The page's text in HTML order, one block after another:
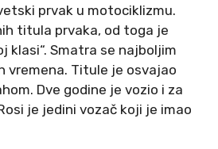
prvak u motociklizmu.
titula prvaka, od toga je
klasi“. Smatra se najboljim
vremena. Titule je osvajao
Dve godine je vozio i za
je jedini vozač koji je imao